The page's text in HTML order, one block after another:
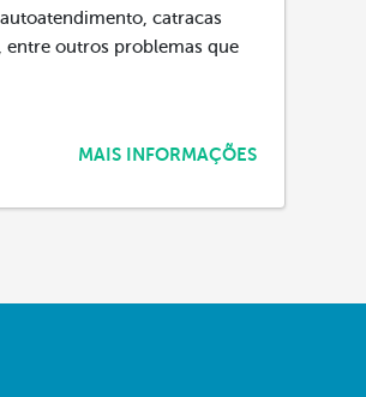
catracas
outros problemas que
MAIS INFORMAÇÕES